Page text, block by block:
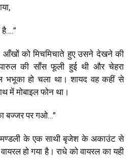
आँखों को मिचमिचाते हुए उसने देखने की
की साँस फूली हुई थी और चेहरा
भभूका हो चला था। शायद वह कहीं से
में मोबाइल फोन था।
बज्जर पर गओ…”
मण्डली के एक साथी बृजेश के अकाउंट से
हो गया है। राधे को वायरल का यही